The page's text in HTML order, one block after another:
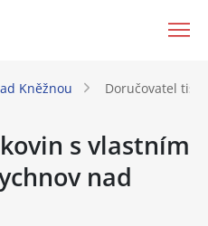
Kněžnou Doručovatel
s vlastním
nad